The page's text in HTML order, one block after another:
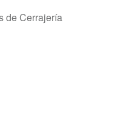
de Cerrajería